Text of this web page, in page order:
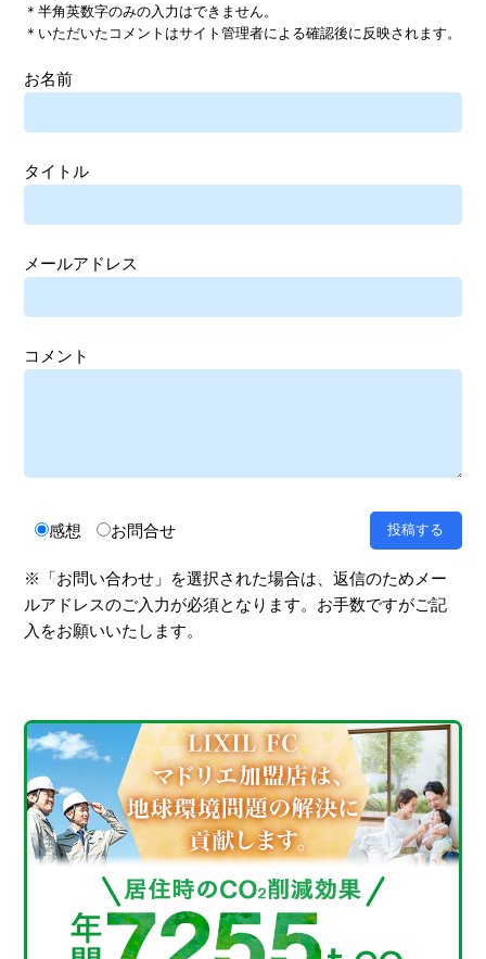
＊半角英数字のみの入力はできません。
＊いただいたコメントはサイト管理者による確認後に反映されます。
お名前
タイトル
メールアドレス
コメント
感想 お問合せ
※「お問い合わせ」を選択された場合は、返信のためメー
ルアドレスのご入力が必須となります。お手数ですがご記
入をお願いいたします。